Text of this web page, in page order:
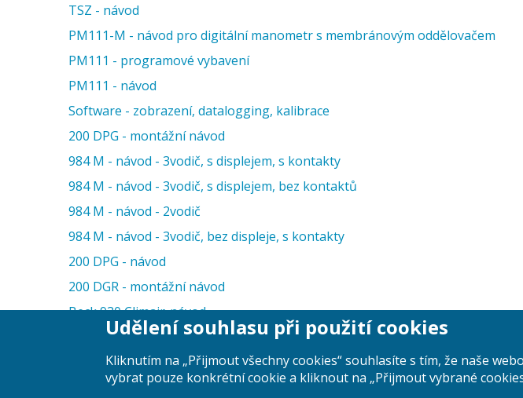
TSZ - návod
PM111-M - návod pro digitální manometr s membránovým oddělovačem
PM111 - programové vybavení
PM111 - návod
Software - zobrazení, datalogging, kalibrace
200 DPG - montážní návod
984 M - návod - 3vodič, s displejem, s kontakty
984 M - návod - 3vodič, s displejem, bez kontaktů
984 M - návod - 2vodič
984 M - návod - 3vodič, bez displeje, s kontakty
200 DPG - návod
200 DGR - montážní návod
Beck 930 Climair-návod
Udělení souhlasu při použití cookies
Kliknutím na „Přijmout všechny cookies“ souhlasíte s tím, že naše
vybrat pouze konkrétní cookie a kliknout na „Přijmout vybrané